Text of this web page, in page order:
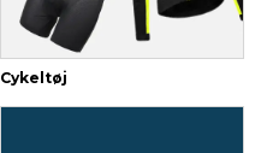
Cykeltøj